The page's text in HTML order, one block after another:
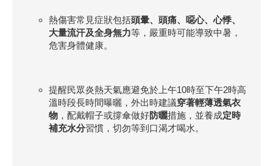
熱傷害常見症狀包括頭暈、頭痛、噁心、心悸、
大量流汗及全身無力等，嚴重時可能導致中暑，
危害身體健康。
提醒民眾炎熱天氣應避免於上午10時至下午2時高
溫時段長時間曝曬，外出時建議穿著輕薄透氣衣
物 ，配戴帽子或撐傘做好防曬措施，並養成定時
補充水分習慣，切勿等到口渴才喝水。